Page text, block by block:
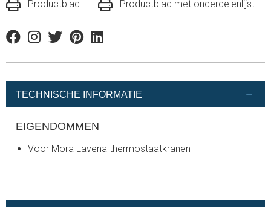
Productblad Productblad met onderdelenlijst
FacebookInstagram
TwitterPinterestLinkedin
TECHNISCHE INFORMATIE
EIGENDOMMEN
Voor Mora Lavena thermostaatkranen